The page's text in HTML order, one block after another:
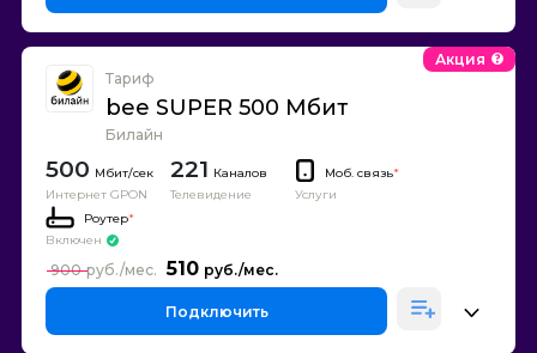
Тариф
bee SUPER 500 Мбит
Билайн
Акция
500
Интернет GPON
221 Каналов
Телевидение
Моб. связь*
Услуги
Роутер*
Включен
510
900
Подключить